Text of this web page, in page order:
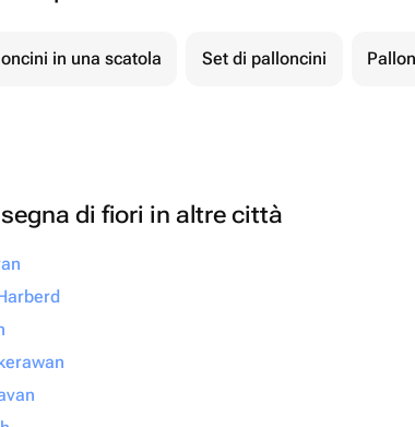
in una scatola Set di palloncini
di fiori in altre città